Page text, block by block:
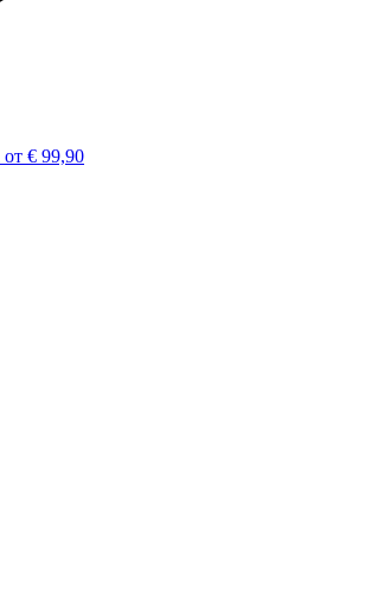
от € 99,90